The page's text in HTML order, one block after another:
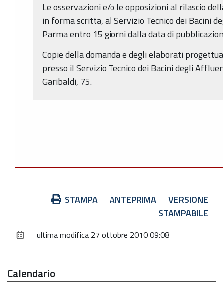
Le osservazioni e/o le opposizioni al rilascio
in forma scritta, al Servizio Tecnico dei Bacini
Parma entro 15 giorni dalla data di
Copie della domanda e degli elaborati
presso il Servizio Tecnico dei Bacini degli
Garibaldi, 75.
STAMPA ANTEPRIMA
VERSIONE
STAMPABILE
ultima modifica 27 ottobre 2010 09:08
Calendario